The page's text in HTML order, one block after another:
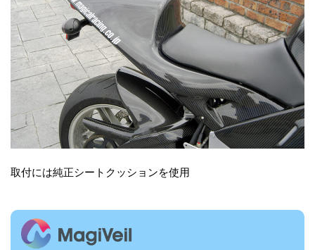
取付には純正シートクッションを使用